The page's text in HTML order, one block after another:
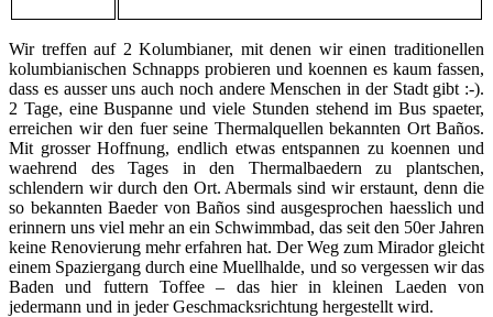
Wir treffen auf 2 Kolumbianer, mit denen wir einen traditionellen
kolumbianischen Schnapps probieren und koennen es kaum fassen,
dass es ausser uns auch noch andere Menschen in der Stadt gibt :-).
2 Tage, eine Buspanne und viele Stunden stehend im Bus spaeter,
erreichen wir den fuer seine Thermalquellen bekannten Ort Baños.
Mit grosser Hoffnung, endlich etwas entspannen zu koennen und
waehrend des Tages in den Thermalbaedern zu plantschen,
schlendern wir durch den Ort. Abermals sind wir erstaunt, denn die
so bekannten Baeder von Baños sind ausgesprochen haesslich und
erinnern uns viel mehr an ein Schwimmbad, das seit den 50er Jahren
keine Renovierung mehr erfahren hat. Der Weg zum Mirador gleicht
einem Spaziergang durch eine Muellhalde, und so vergessen wir das
Baden und futtern Toffee – das hier in kleinen Laeden von
jedermann und in jeder Geschmacksrichtung hergestellt wird.